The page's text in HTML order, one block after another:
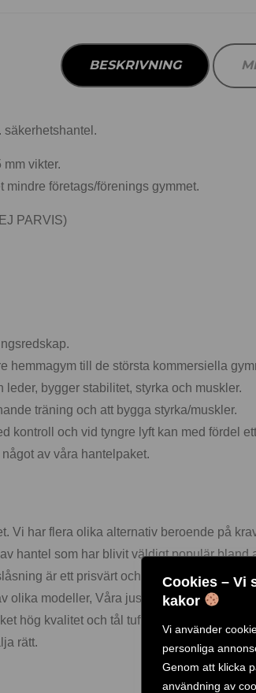
Cookies – Vi
kakor
Vi använder
personliga
Genom att klicka
användning av
BESKRIVNING
säkerhetshantel.
mm vikter.
mindre företags/förenings gymmet.
PARVIS)
hemmagym till de största kommersiella
bygger stabilitet, styrka och muskler.
träning och att bygga styrka/muskler.
kontroll och vid tyngre lyft kan med fördel
av våra hantelpaket.
Vi har flera olika alternativ beroende på
hantel som har blivit väldigt populär bland
är ett prisvärt och bra alternativ för
olika modeller, Våra justerbara EZ hantlar
hög kvalitet och tål tuffa pass både i
rätt.